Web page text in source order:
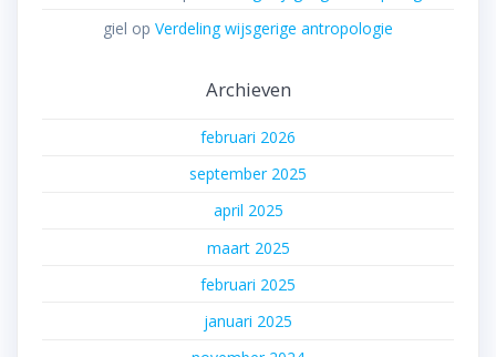
giel op Verdeling wijsgerige antropologie
Archieven
februari 2026
september 2025
april 2025
maart 2025
februari 2025
januari 2025